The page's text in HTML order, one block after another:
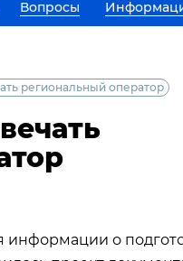
Вопросы
региональный оператор
о